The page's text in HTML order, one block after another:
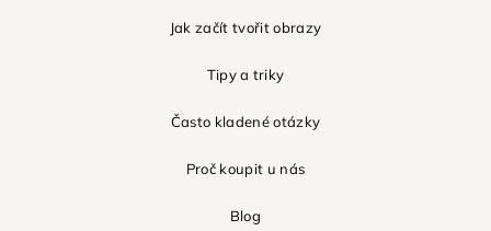
Jak začít tvořit obrazy
Tipy a triky
Často kladené otázky
Proč koupit u nás
Blog